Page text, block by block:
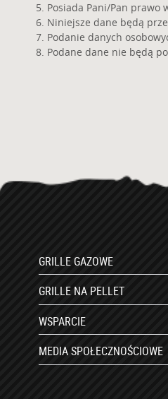
Posiada Pani/Pan prawo
Niniejsze dane będą
Podanie danych
Podane dane nie będą
GRILLE GAZOWE
GRILLE NA PELLET
WSPARCIE
MEDIA SPOŁECZNOŚCIOWE